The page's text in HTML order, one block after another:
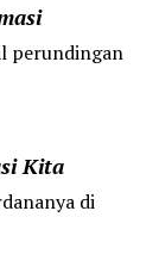
perundingan
Kita
di